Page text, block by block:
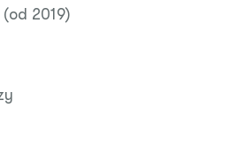
2019)